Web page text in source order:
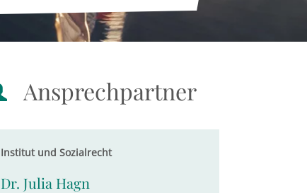
Ansprechpartner
Institut und Sozialrecht
Dr. Julia Hagn